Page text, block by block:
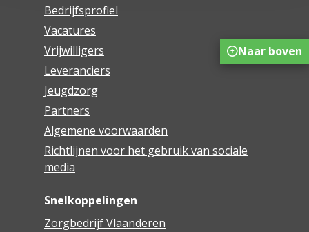
Bedrijfsprofiel
Vacatures
Vrijwilligers
Leveranciers
Jeugdzorg
Partners
Algemene voorwaarden
Richtlijnen voor het gebruik van sociale
media
Snelkoppelingen
Zorgbedrijf Vlaanderen
Naar boven